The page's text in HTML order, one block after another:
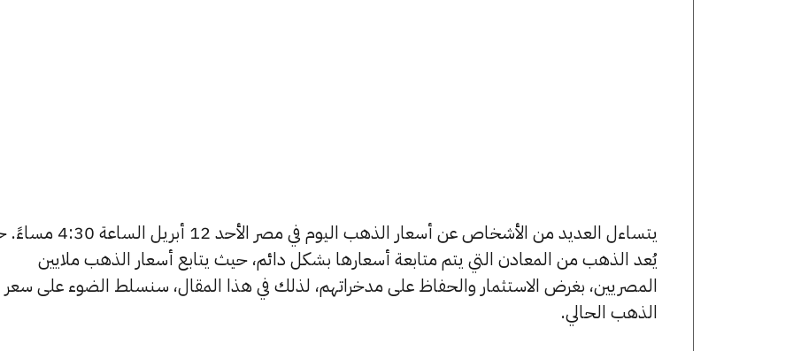
يتساءل العديد من الأشخاص عن أسعار الذهب اليوم في مصر
يُعد الذهب من المعادن التي يتم متابعة أسعارها بشكل دائم، حيث يتابع أسعار الذهب ملايين
المصريين، بغرض الاستثمار والحفاظ على مدخراتهم، لذلك في هذا المقال، سنسلط الضوء على سعر
الذهب الحالي.